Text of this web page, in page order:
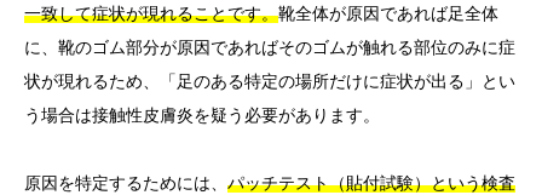
一致して症状が現れることです。靴全体が原因であれば足全体
に、靴のゴム部分が原因であればそのゴムが触れる部位のみに症
状が現れるため、「足のある特定の場所だけに症状が出る」とい
う場合は接触性皮膚炎を疑う必要があります。
原因を特定するためには、 パッチテスト（貼付試験）という検査